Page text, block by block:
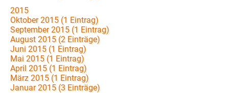
2015
Oktober 2015 (1 Eintrag)
September 2015 (1 Eintrag)
August 2015 (2 Einträge)
Juni 2015 (1 Eintrag)
Mai 2015 (1 Eintrag)
April 2015 (1 Eintrag)
März 2015 (1 Eintrag)
Januar 2015 (3 Einträge)